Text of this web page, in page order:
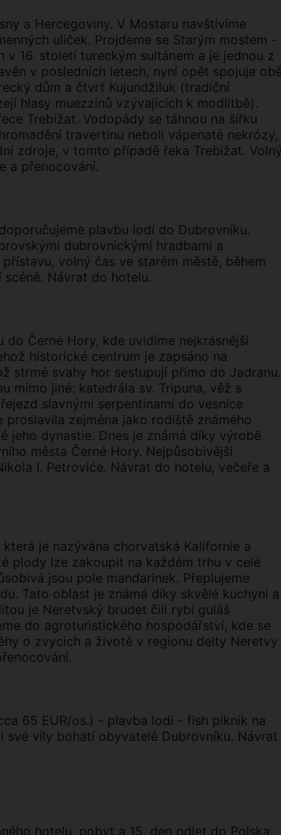
a Hercegoviny. V Mostaru navštívíme
uliček. Projdeme se Starým mostem -
v 16. století tureckým sultánem a je jednou z
v posledních letech, nyní opět spojuje obě
dům a čtvrť Kujundžiluk (tradiční
hlasy muezzinů vzývajících k modlitbě).
Trebižat. Vodopády se táhnou na šířku
travertinu neboli vápenaté nekrózy,
zdroje, v tomto případě řeka Trebižat. Volný
a přenocování.
plavbu lodí do Dubrovníku.
dubrovnickými hradbami a
volný čas ve starém městě, během
Návrat do hotelu.
Černé Hory, kde uvidíme nejkrásnější
historické centrum je zapsáno na
strmé svahy hor sestupují přímo do Jadranu.
mimo jiné: katedrála sv. Tripuna, věž s
slavnými serpentinami do vesnice
zejména jako rodiště známého
jeho dynastie. Dnes je známá díky výrobě
města Černé Hory. Nejpůsobivější
I. Petroviće. Návrat do hotelu, večeře a
je nazývána chorvatská Kalifornie a
plody lze zakoupit na každém trhu v celé
jsou pole mandarinek. Přeplujeme
Tato oblast je známá díky skvělé kuchyni a
je Neretvský brudet čili rybí guláš
do agroturistického hospodářství, kde se
o zvycích a životě v regionu delty Neretvy
65 EUR/os.) - plavba lodí - fish piknik na
vily bohatí obyvatelé Dubrovníku. Návrat
hotelu, pobyt a 15. den odlet do Polska.